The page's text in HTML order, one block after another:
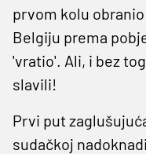
prvom kolu
Belgiju prema
'vratio'. Ali, i bez
slavili!
Prvi put
sudačkoj